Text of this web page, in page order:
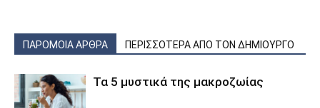
ΠΑΡΟΜΟΙΑ ΑΡΘΡΑ ΠΕΡΙΣΣΟΤΕΡΑ ΑΠΟ ΤΟΝ ΔΗΜΙΟΥΡΓΟ
Τα 5 μυστικά της μακροζωίας